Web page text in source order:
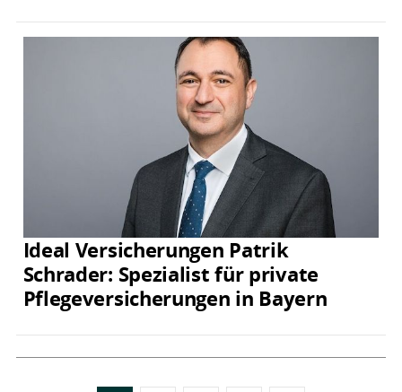
Ideal Versicherungen Patrik
Schrader: Spezialist für private
Pflegeversicherungen in Bayern